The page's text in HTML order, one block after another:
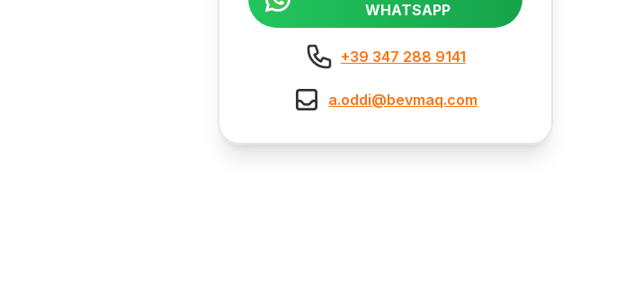
WHATSAPP
+39 347 288 9141
a.oddi@bevmaq.com